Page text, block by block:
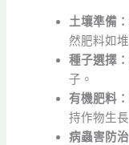
土壤準備：
然肥料如
種子選擇：
子。
有機肥料：
持作物生長
病蟲害防